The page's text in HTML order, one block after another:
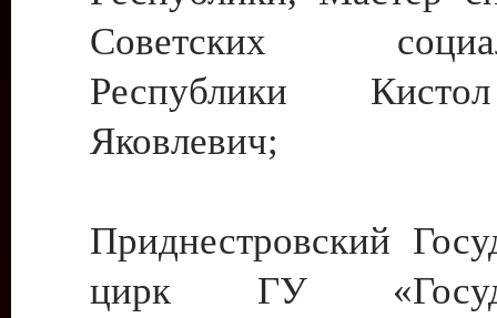
Советских
Республики
Яковлевич;
Приднестровский
цирк ГУ